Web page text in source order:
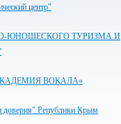
центр"
ЮНОШЕСКОГО ТУРИЗМА И
ВОКАЛА»
доверия" Републики Крым